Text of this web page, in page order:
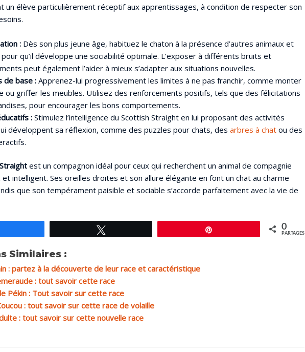
un élève particulièrement réceptif aux apprentissages, à condition de respecter son
: Dès son plus jeune âge, habituez le chaton à la présence d’autres animaux et
pour qu’il développe une sociabilité optimale. L’exposer à différents bruits et
peut également l’aider à mieux s’adapter aux situations nouvelles.
de base : Apprenez-lui progressivement les limites à ne pas franchir, comme monter
ou griffer les meubles. Utilisez des renforcements positifs, tels que des félicitations
pour encourager les bons comportements.
: Stimulez l’intelligence du Scottish Straight en lui proposant des activités
développent sa réflexion, comme des puzzles pour chats, des arbres à chat ou des
est un compagnon idéal pour ceux qui recherchent un animal de compagnie
intelligent. Ses oreilles droites et son allure élégante en font un chat au charme
que son tempérament paisible et sociable s’accorde parfaitement avec la vie de
0
PARTAGES
Similaires :
: partez à la découverte de leur race et caractéristique
: tout savoir cette race
Pékin : Tout savoir sur cette race
: tout savoir sur cette race de volaille
: tout savoir sur cette nouvelle race